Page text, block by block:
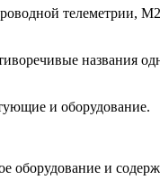
телеметрии,
названия
и оборудование.
оборудование и